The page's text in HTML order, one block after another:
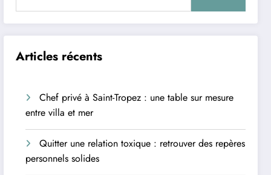
Articles récents
Chef privé à Saint-Tropez : une table sur mesure
entre villa et mer
Quitter une relation toxique : retrouver des repères
personnels solides